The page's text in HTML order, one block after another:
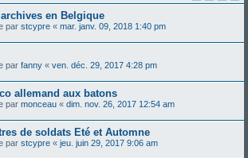
en Belgique
par stcypre « mar. janv. 09, 2018 1:40 pm
par fanny « ven. déc. 29, 2017 4:28 pm
allemand aux batons
par monceau « dim. nov. 26, 2017 12:54 am
de soldats Eté et Automne
par stcypre « jeu. juin 29, 2017 9:06 am